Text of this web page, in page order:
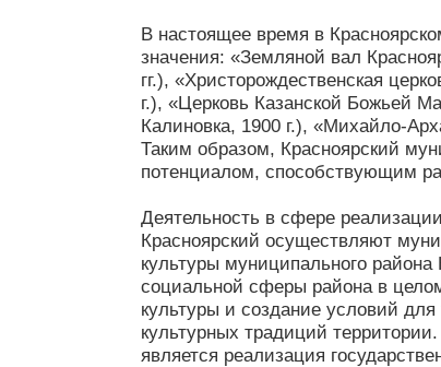
В настоящее время в
значения: «Земляной вал
гг.), «Христорождественская
г.), «Церковь Казанской Божьей
Калиновка, 1900 г.), «Михайло-
Таким образом, Красноярский
потенциалом, способствующим
Деятельность в сфере
Красноярский осуществляют
культуры муниципального района
социальной сферы района в
культуры и создание условий
культурных традиций
является реализация